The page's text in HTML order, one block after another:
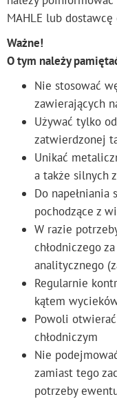
MAHLE lub
Ważne!
O tym należy
Nie stosować
zawierających
Używać tylko
zatwierdzonej
Unikać
a także silnych
Do napełniania
pochodzące z
W razie
chłodniczego
analitycznego
Regularnie
kątem
Powoli
chłodniczym
Nie
zamiast tego
potrzeby